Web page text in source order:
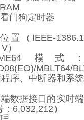
门狗定时器
置（IEEE-1386.1
）
模式：
MBLT64/
序、中断器和系统
数据接口的实时端
6,032,212）